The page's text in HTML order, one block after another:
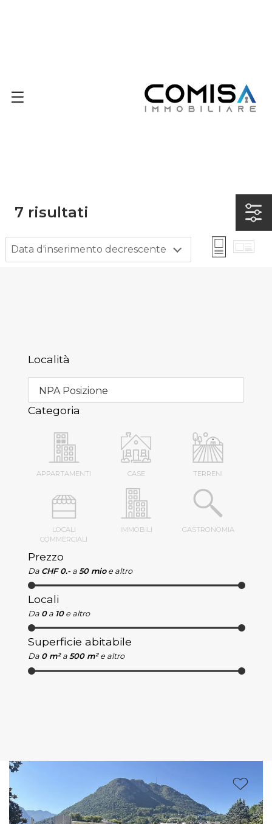
7 risultati
Data d'inserimento decrescente
Località
NPA Posizione
Categoria
APPARTAMENTI CASE TERRENI
LOCALI
COMMERCIALI
IMMOBILI GASTRONOMIA
Prezzo
Da CHF 0.- a 50 mio e altro
Locali
Da 0 a 10 e altro
Superficie abitabile
Da 0 m² a 500 m² e altro